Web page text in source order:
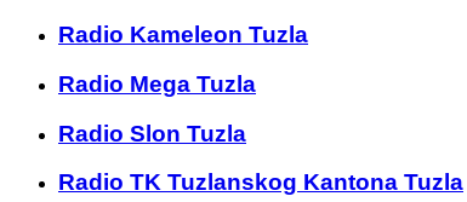
Radio Kameleon Tuzla
Radio Mega Tuzla
Radio Slon Tuzla
Radio TK Tuzlanskog Kantona Tuzla